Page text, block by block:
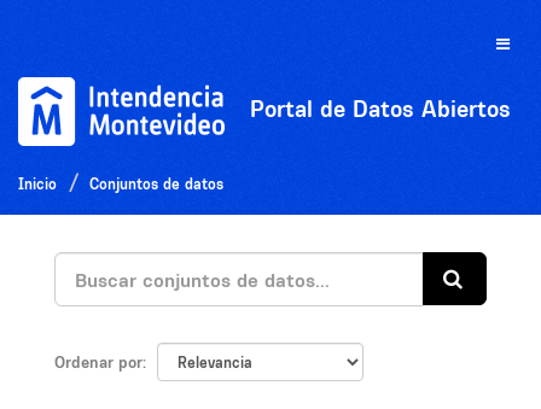
Toggle
Portal de Datos Abiertos
Inicio Conjuntos de datos
Ordenar por